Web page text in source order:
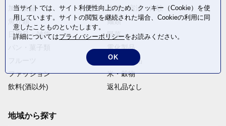
加工食品
旅行・宿泊・体験
魚介類
麺類
日用品・雑貨
野菜
電化製品
卵・乳製品
ファッション
米・穀物
飲料(酒以外)
返礼品なし
地域から探す
当サイトでは、サイト利便性向上のため、クッキー（Cookie）を使
用しています。サイトの閲覧を継続された場合、Cookieの利用に同
意したことものといたします。
詳細についてはプライバシーポリシーをお読みください。
OK